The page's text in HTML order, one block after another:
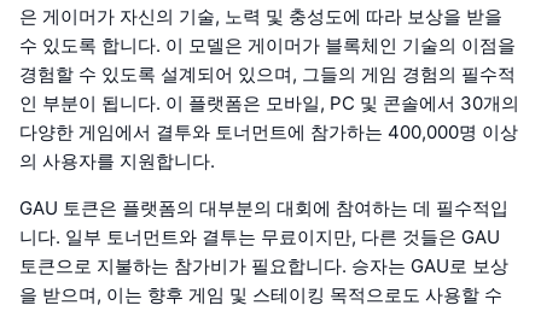
은 게이머가 자신의 기술, 노력 및 충성도에 따라 보상을 받을
수 있도록 합니다. 이 모델은 게이머가 블록체인 기술의 이점을
경험할 수 있도록 설계되어 있으며, 그들의 게임 경험의 필수적
인 부분이 됩니다. 이 플랫폼은 모바일, PC 및 콘솔에서 30개의
다양한 게임에서 결투와 토너먼트에 참가하는 400,000명 이상
의 사용자를 지원합니다.
GAU 토큰은 플랫폼의 대부분의 대회에 참여하는 데 필수적입
니다. 일부 토너먼트와 결투는 무료이지만, 다른 것들은 GAU
토큰으로 지불하는 참가비가 필요합니다. 승자는 GAU로 보상
을 받으며, 이는 향후 게임 및 스테이킹 목적으로도 사용할 수